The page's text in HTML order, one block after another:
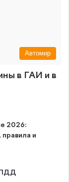
Автомир
в ГАИ и в
2026:
и
ПДД